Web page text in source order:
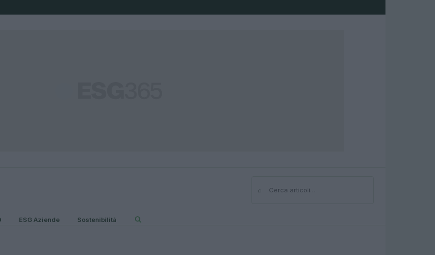
⌕Cerca
ESG Aziende Sostenibilità